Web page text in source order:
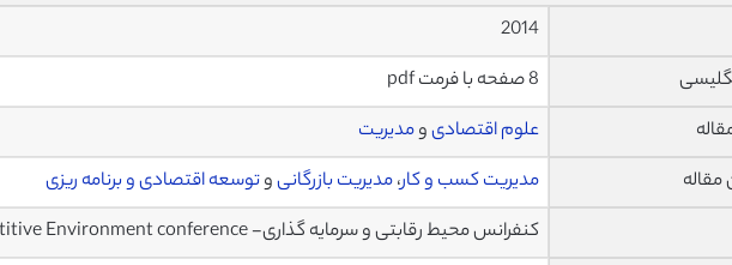
2014
8 صفحه با فرمت pdf
علوم اقتصادیومدیریت
مقاله
مدیریت کسب و کار،مدیریت بازرگانیوتوسعه اقتصادی و برنامه ریزی
کنفرانس محیط رقابتی و سرمایه گذاری- Enterprise and the Competitive Environment conference